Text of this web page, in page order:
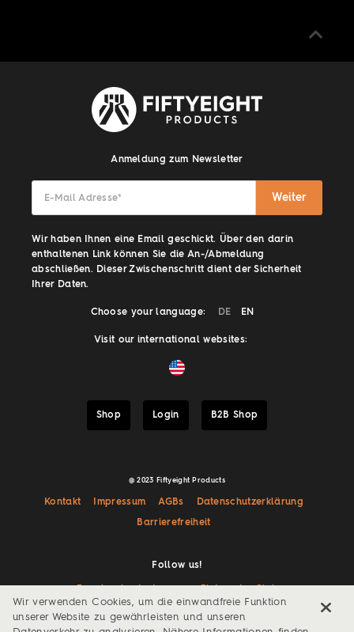
Anmeldung zum Newsletter
E-Mail Adresse* Weiter
Wir haben Ihnen eine Email geschickt. Über den darin
enthaltenen Link können Sie die An-/Abmeldung
abschließen. Dieser Zwischenschritt dient der Sicherheit
Ihrer Daten.
Choose your language: DE EN
Visit our international websites:
Shop Login B2B Shop
@ 2023 Fiftyeight Products
Kontakt Impressum AGBs Datenschutzerklärung
Barrierefreiheit
Follow us!
Wir verwenden Cookies, um die einwandfreie Funktion
unserer Website zu gewährleisten und unseren